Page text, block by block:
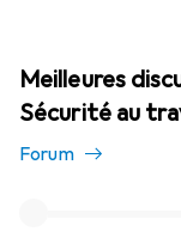
Meilleures
Sécurité au
Forum